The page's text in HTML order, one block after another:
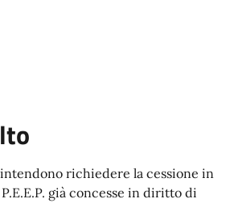
richiedere la cessione in
già concesse in diritto di